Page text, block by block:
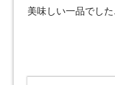
美味しい一品でし